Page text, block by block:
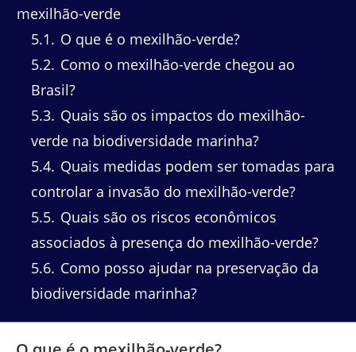
mexilhão-verde
5.1
O que é o mexilhão-verde?
5.2 Como o mexilhão-verde chegou ao
Brasil?
5.3 Quais são os impactos do mexilhão-
verde na biodiversidade marinha?
5.4 Quais medidas podem ser tomadas para
controlar a invasão do mexilhão-verde?
5.5 Quais são os riscos econômicos
associados à presença do mexilhão-verde?
5.6 Como posso ajudar na preservação da
biodiversidade marinha?